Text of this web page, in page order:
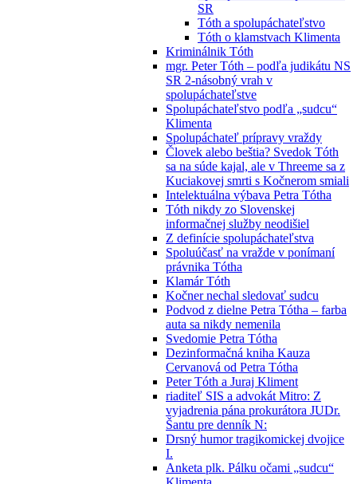
SR
Tóth a spolupáchateľstvo
Tóth o klamstvach Klimenta
Kriminálnik Tóth
mgr. Peter Tóth – podľa judikátu NS
SR 2-násobný vrah v
spolupáchateľstve
Spolupáchateľstvo podľa „sudcu“
Klimenta
Spolupáchateľ prípravy vraždy
Človek alebo beštia? Svedok Tóth
sa na súde kajal, ale v Threeme sa z
Kuciakovej smrti s Kočnerom smiali
Intelektuálna výbava Petra Tótha
Tóth nikdy zo Slovenskej
informačnej služby neodišiel
Z definície spolupáchateľstva
Spoluúčasť na vražde v ponímaní
právnika Tótha
Klamár Tóth
Kočner nechal sledovať sudcu
Podvod z dielne Petra Tótha – farba
auta sa nikdy nemenila
Svedomie Petra Tótha
Dezinformačná kniha Kauza
Cervanová od Petra Tótha
Peter Tóth a Juraj Kliment
riaditeľ SIS a advokát Mitro: Z
vyjadrenia pána prokurátora JUDr.
Šantu pre denník N:
Drsný humor tragikomickej dvojice
I.
Anketa plk. Pálku očami „sudcu“